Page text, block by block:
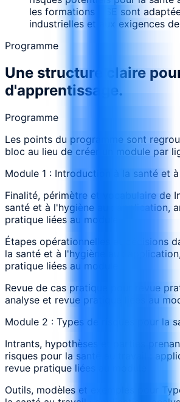
les formations HSE sont
industrielles et aux exigences
Programme
Une structure claire
d'apprentissage.
Programme
Les points du programme sont
bloc au lieu de créer un module par
Module 1 : Introduction à la santé et
Finalité, périmètre et vocabulaire de
santé et à l'hygiène au : application,
pratique liées au module
Étapes opérationnelles et décisions
la santé et à l'hygiène au :
pratique liées au module
Revue de cas pratique pour revue
analyse et revue pratique liées au
Module 2 : Types de risques pour la
Intrants, hypothèses et parties
risques pour la santé au travail :
revue pratique liées au module
Outils, modèles et exemples pour